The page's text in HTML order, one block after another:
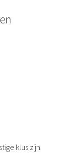
klus zijn.